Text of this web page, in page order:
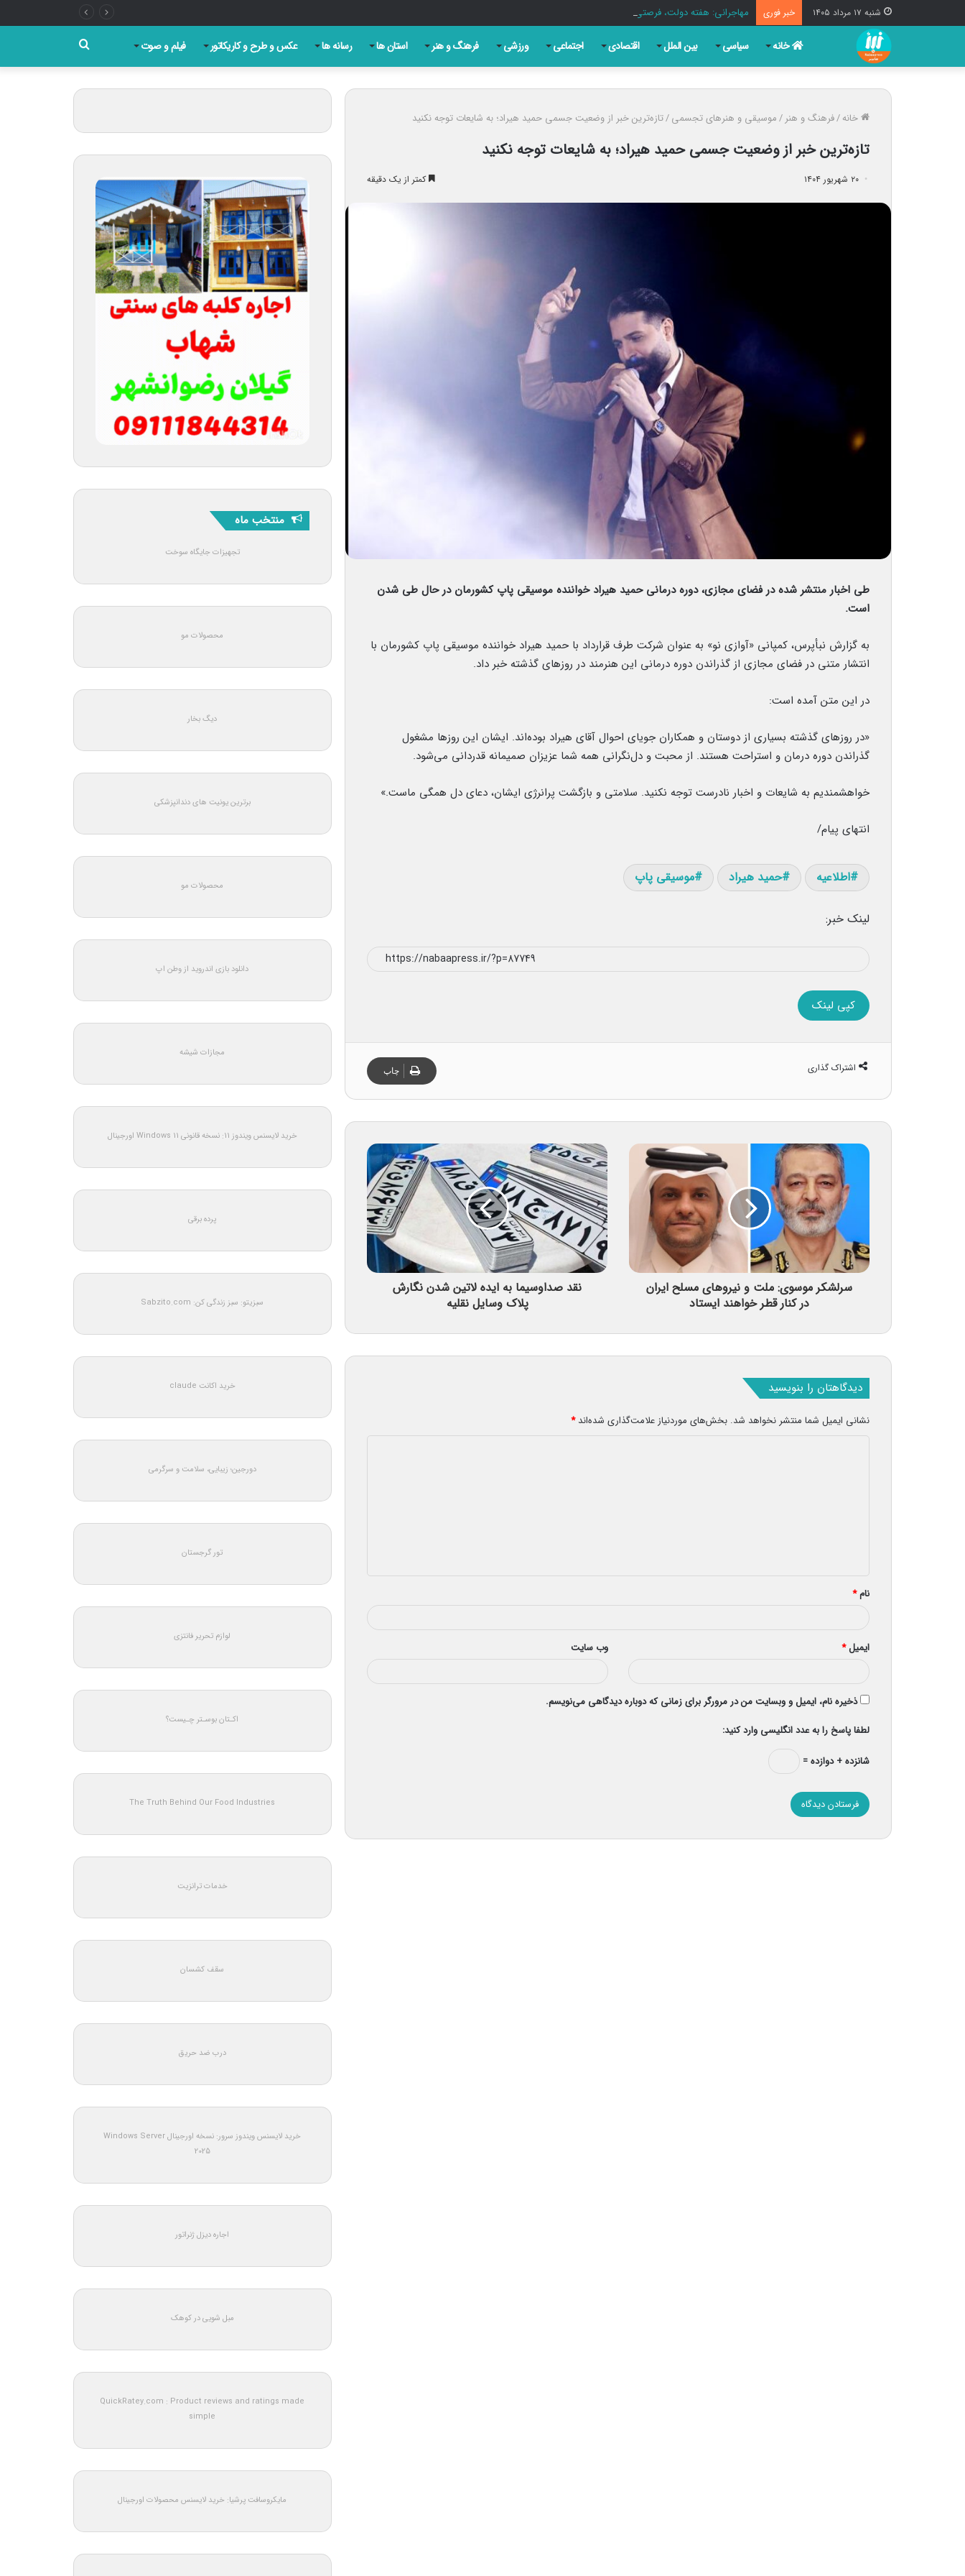
شنبه ۱۷ مرداد ۱۴۰۵ خبر فوری مهاجرانی: هفته دولت، فرصتی برای مرور کارنامه خدمت است
خانه سیاسی بین الملل اقتصادی اجتماعی ورزشی فرهنگ و هنر استان ها رسانه ها عکس و طرح و کاریکاتور فیلم و صوت
برای
خانه/فرهنگ و هنر /موسیقی و هنرهای تجسمی/تازه‌ترین خبر از وضعیت جسمی حمید هیراد؛ به شایعات توجه نکنید
تازه‌ترین خبر از وضعیت جسمی حمید هیراد؛ به شایعات توجه نکنید
۲۰ شهریور ۱۴۰۴ کمتر از یک دقیقه
طی اخبار منتشر شده در فضای مجازی، دوره درمانی حمید هیراد خواننده موسیقی پاپ کشورمان در حال طی شدن
است.
به گزارش نبأپرس، کمپانی «آوازی نو» به عنوان شرکت طرف قرارداد با حمید هیراد خواننده موسیقی پاپ کشورمان با
انتشار متنی در فضای مجازی از گذراندن دوره درمانی این هنرمند در روزهای گذشته خبر داد.
در این متن آمده است:
«در روزهای گذشته بسیاری از دوستان و همکاران جویای احوال آقای هیراد بوده‌اند. ایشان این روزها مشغول
گذراندن دوره درمان و استراحت هستند. از محبت و دل‌نگرانی همه شما عزیزان صمیمانه قدردانی می‌شود.
خواهشمندیم به شایعات و اخبار نادرست توجه نکنید. سلامتی و بازگشت پرانرژی ایشان، دعای دل همگی ماست.»
انتهای پیام/
اطلاعیه حمید هیراد موسیقی پاپ
لینک خبر:
کپی لینک
اشتراک گذاری چاپ
سرلشکر موسوی: ملت و نیروهای مسلح ایران
در کنار قطر خواهند ایستاد
نقد صداوسیما به ایده لاتین‌ شدن نگارش
پلاک وسایل نقلیه
دیدگاهتان را بنویسید
نشانی ایمیل شما منتشر نخواهد شد. بخش‌های موردنیاز علامت‌گذاری شده‌اند*
*
نام*
ایمیل* وب‌ سایت
ذخیره نام، ایمیل و وبسایت من در مرورگر برای زمانی که دوباره دیدگاهی می‌نویسم.
لطفا پاسخ را به عدد انگلیسی وارد کنید:
شانزده + دوازده =
منتخب ماه
تجهیزات جایگاه سوخت
محصولات مو
دیگ بخار
برترین یونیت های دندانپزشکی
محصولات مو
دانلود بازی اندروید از وطن اپ
مجازات شیشه
خرید لایسنس ویندوز 11: نسخه قانونی Windows 11 اورجینال
پرده برقی
سبزیتو: سبز زندگی کن: Sabzito.com
خرید اکانت claude
دورجین؛ زیبایی، سلامت و سرگرمی
تور گرجستان
لوازم تحریر فانتزی
اکـتان بوسـتر چـیست؟
The Truth Behind Our Food Industries
خدمات ترانزیت
سقف کشسان
درب ضد حریق
خرید لایسنس ویندوز سرور: نسخه اورجینال Windows Server
2025
اجاره دیزل ژنراتور
مبل شویی در کوهک
QuickRatey.com : Product reviews and ratings made
simple
مایکروسافت پرشیا: خرید لایسنس محصولات اورجینال